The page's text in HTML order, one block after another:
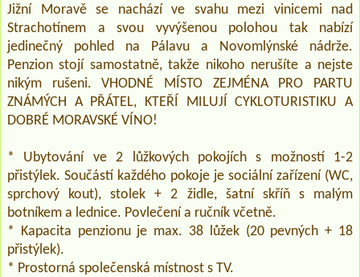
Jižní Moravě se nachází ve svahu mezi vinicemi nad
Strachotínem a svou vyvýšenou polohou tak nabízí
jedinečný pohled na Pálavu a Novomlýnské nádrže.
Penzion stojí samostatně, takže nikoho nerušíte a nejste
nikým rušeni. VHODNÉ MÍSTO ZEJMÉNA PRO PARTU
ZNÁMÝCH A PŘÁTEL, KTEŘÍ MILUJÍ CYKLOTURISTIKU A
DOBRÉ MORAVSKÉ VÍNO!
* Ubytování ve 2 lůžkových pokojích s možností 1-2
přistýlek. Součástí každého pokoje je sociální zařízení (WC,
sprchový kout), stolek + 2 židle, šatní skříň s malým
botníkem a lednice. Povlečení a ručník včetně.
* Kapacita penzionu je max. 38 lůžek (20 pevných + 18
přistýlek).
* Prostorná společenská místnost s TV.